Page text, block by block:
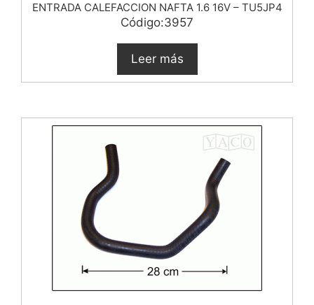
ENTRADA CALEFACCION NAFTA 1.6 16V – TU5JP4
Código:3957
Leer más